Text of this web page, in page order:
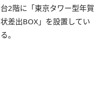
台2階に「東京タワー型年賀
状差出BOX」を設置してい
る。